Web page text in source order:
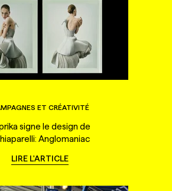
ET CRÉATIVITÉ
signe le design de
Anglomaniac
LIRE L'ARTICLE